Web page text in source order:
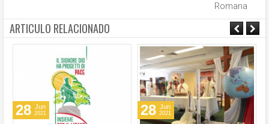
Romana
ARTICULO RELACIONADO
28 Jun
2021 28 Jun
2021